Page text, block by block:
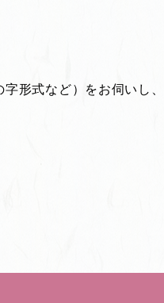
形式など）をお伺いし、